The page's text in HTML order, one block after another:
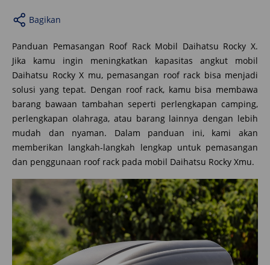
Bagikan
Panduan Pemasangan Roof Rack Mobil Daihatsu Rocky X.
Jika kamu ingin meningkatkan kapasitas angkut mobil
Daihatsu Rocky X mu, pemasangan roof rack bisa menjadi
solusi yang tepat. Dengan roof rack, kamu bisa membawa
barang bawaan tambahan seperti perlengkapan camping,
perlengkapan olahraga, atau barang lainnya dengan lebih
mudah dan nyaman. Dalam panduan ini, kami akan
memberikan langkah-langkah lengkap untuk pemasangan
dan penggunaan roof rack pada mobil Daihatsu Rocky Xmu.